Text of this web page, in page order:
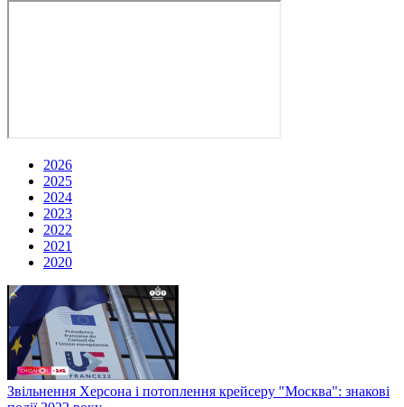
2026
2025
2024
2023
2022
2021
2020
Звільнення Херсона і потоплення крейсеру "Москва": знакові